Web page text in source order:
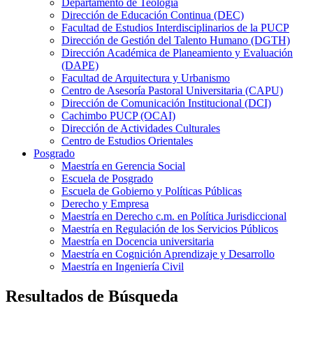
Departamento de Teología
Dirección de Educación Continua (DEC)
Facultad de Estudios Interdisciplinarios de la PUCP
Dirección de Gestión del Talento Humano (DGTH)
Dirección Académica de Planeamiento y Evaluación
(DAPE)
Facultad de Arquitectura y Urbanismo
Centro de Asesoría Pastoral Universitaria (CAPU)
Dirección de Comunicación Institucional (DCI)
Cachimbo PUCP (OCAI)
Dirección de Actividades Culturales
Centro de Estudios Orientales
Posgrado
Maestría en Gerencia Social
Escuela de Posgrado
Escuela de Gobierno y Políticas Públicas
Derecho y Empresa
Maestría en Derecho c.m. en Política Jurisdiccional
Maestría en Regulación de los Servicios Públicos
Maestría en Docencia universitaria
Maestría en Cognición Aprendizaje y Desarrollo
Maestría en Ingeniería Civil
Resultados de Búsqueda